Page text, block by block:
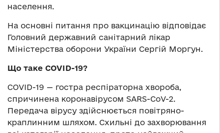
населення.
На основні питання про вакцинацію відповідає
Головний державний санітарний лікар
Міністерства оборони України Сергій Моргун.
Що таке COVID-19?
COVID-19 — гостра респіраторна хвороба,
спричинена коронавірусом SARS-CoV-2.
Передача вірусу здійснюється повітряно-
краплинним шляхом. Схильні до захворювання